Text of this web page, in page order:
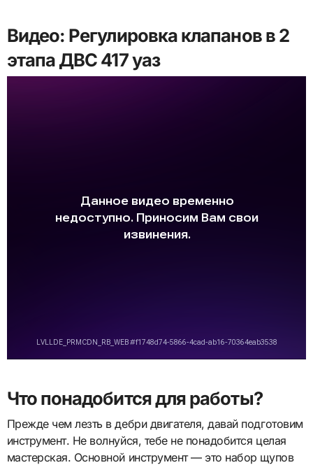
Видео: Регулировка клапанов в 2
этапа ДВС 417 уаз
Что понадобится для работы?
Прежде чем лезть в дебри двигателя, давай подготовим
инструмент. Не волнуйся, тебе не понадобится целая
мастерская. Основной инструмент — это набор щупов